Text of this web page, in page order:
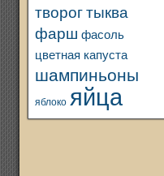
творогтыква
фарш фасоль
цветная капуста
шампиньоны
яблоко яйца